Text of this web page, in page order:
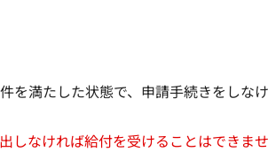
を満たした状態で、申請手続きをしな
しなければ給付を受けることはできま